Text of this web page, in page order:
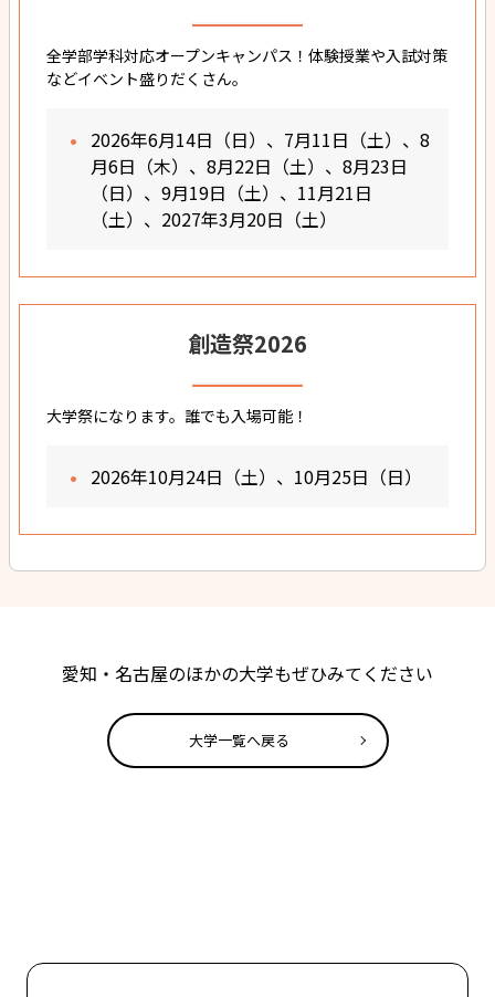
全学部学科対応オープンキャンパス！体験授業や入試対策
などイベント盛りだくさん。
2026年6月14日（日）、7月11日（土）、8
月6日（木）、8月22日（土）、8月23日
（日）、9月19日（土）、11月21日
（土）、2027年3月20日（土）
創造祭2026
大学祭になります。誰でも入場可能！
2026年10月24日（土）、10月25日（日）
愛知・名古屋のほかの大学もぜひみてください
大学一覧へ戻る